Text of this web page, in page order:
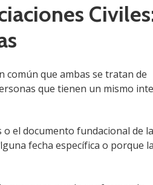
común que ambas se tratan de
que tienen un mismo
el documento fundacional de la
fecha específica o porque